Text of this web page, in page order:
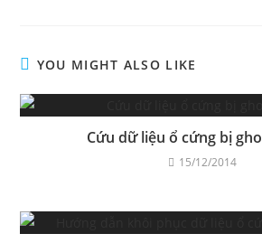
YOU MIGHT ALSO LIKE
Cứu dữ liệu ổ cứng bị
15/12/2014